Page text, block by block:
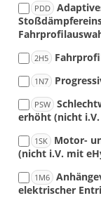
PDD
2H5
1N7
PSW
erhöht (nicht
1SK
Motor-
(nicht i.V. mit
1M6
elektrischer